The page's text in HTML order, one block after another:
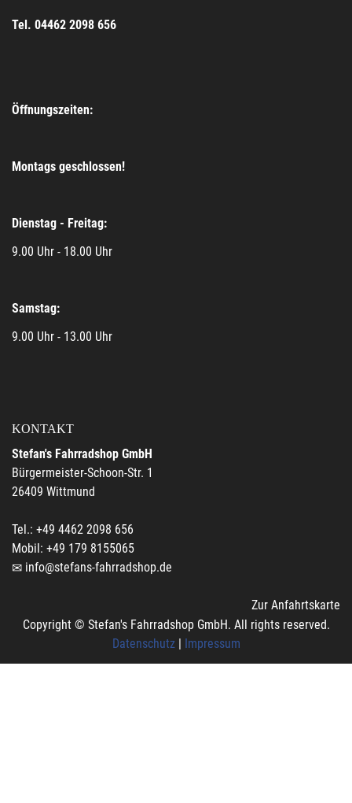
Tel. 04462 2098 656
Öffnungszeiten:
Montags geschlossen!
Dienstag - Freitag:
9.00 Uhr - 18.00 Uhr
Samstag:
9.00 Uhr - 13.00 Uhr
KONTAKT
Stefan's Fahrradshop GmbH
Bürgermeister-Schoon-Str. 1
26409 Wittmund
Tel.: +49 4462 2098 656
Mobil: +49 179 8155065
info@stefans-fahrradshop.de
Zur Anfahrtskarte
Copyright © Stefan's Fahrradshop GmbH. All rights reserved.
Datenschutz| Impressum